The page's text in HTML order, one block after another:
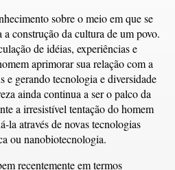
sobre o meio em que se
construção da cultura de um povo.
de idéias, experiências e
aprimorar sua relação com a
e gerando tecnologia e diversidade
ainda continua a ser o palco da
a irresistível tentação do homem
la através de novas tecnologias
ou nanobiotecnologia.
recentemente em termos